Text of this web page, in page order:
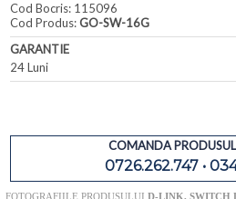
Cod Bocris: 115096
Cod Produs:GO-SW-16G
GARANTIE
24 Luni
COMANDA
0726.262.747 •
FOTOGRAFIILE PRODUSULUI D-LINK, SWITCH